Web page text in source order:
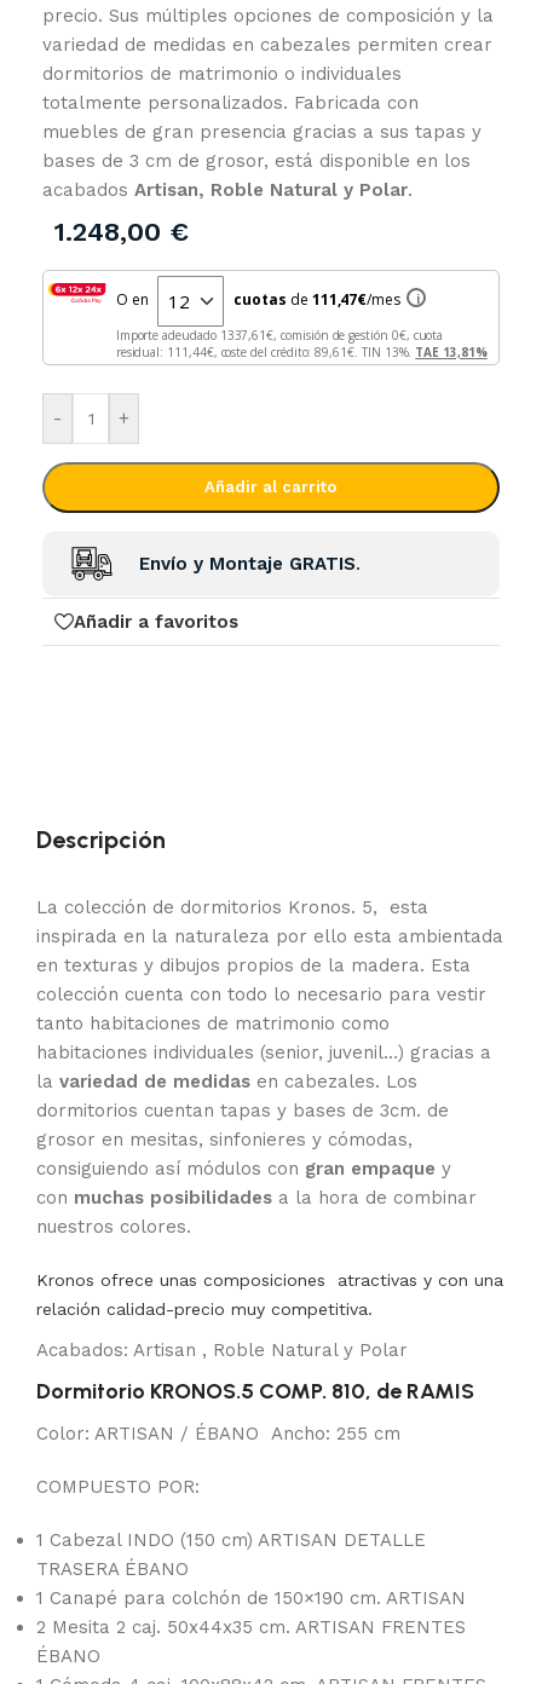
precio. Sus múltiples opciones de composición y la
variedad de medidas en cabezales permiten crear
dormitorios de matrimonio o individuales
totalmente personalizados. Fabricada con
muebles de gran presencia gracias a sus tapas y
bases de 3 cm de grosor, está disponible en los
acabados Artisan, Roble Natural y Polar.
1.248,00 €
O en cuotas de 111,47€/mes i
Importe adeudado 1337,61 €, comisión de gestión 0€, cuota
residual: 111,44 €, coste del crédito:89,61€. TIN 13%. TAE 13,81%
- +
Añadir al carrito
Envío y Montaje GRATIS.
Añadir a favoritos
Descripción
La colección de dormitorios Kronos. 5, esta
inspirada en la naturaleza por ello esta ambientada
en texturas y dibujos propios de la madera. Esta
colección cuenta con todo lo necesario para vestir
tanto habitaciones de matrimonio como
habitaciones individuales (senior, juvenil…) gracias a
la variedad de medidas en cabezales. Los
dormitorios cuentan tapas y bases de 3cm. de
grosor en mesitas, sinfonieres y cómodas,
consiguiendo así módulos con gran empaque y
con muchas posibilidades a la hora de combinar
nuestros colores.
Kronos ofrece unas composiciones atractivas y con una
relación calidad-precio muy competitiva.
Acabados: Artisan , Roble Natural y Polar
Dormitorio KRONOS.5 COMP. 810, de RAMIS
Color: ARTISAN / ÉBANO Ancho: 255 cm
COMPUESTO POR:
1 Cabezal INDO (150 cm) ARTISAN DETALLE
TRASERA ÉBANO
1 Canapé para colchón de 150×190 cm. ARTISAN
2 Mesita 2 caj. 50x44x35 cm. ARTISAN FRENTES
ÉBANO